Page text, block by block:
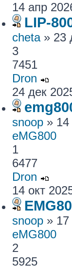
14 апр
LIP-
cheta» 23
3
7451
Dron
24 дек
snoop »
eMG800
1
6477
Dron
14 окт
snoop »
eMG800
2
5925